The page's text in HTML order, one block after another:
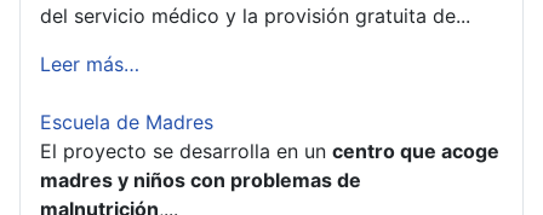
del servicio médico y la provisión gratuita de...
Leer más…
Escuela de Madres
El proyecto se desarrolla en un centro que acoge
madres y niños con problemas de
malnutrición,...